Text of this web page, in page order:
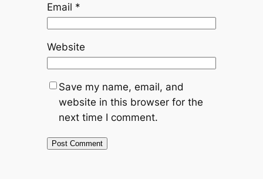
Email *
Website
Save my name, email, and
website in this browser for the
next time I comment.